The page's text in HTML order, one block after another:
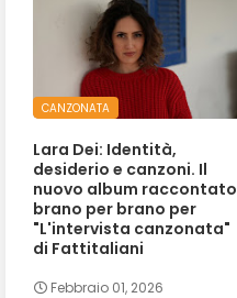
CANZONATA
Lara Dei: Identità,
desiderio e canzoni. Il
nuovo album raccontato
brano per brano per
"L'intervista canzonata"
di Fattitaliani
Febbraio 01, 2026